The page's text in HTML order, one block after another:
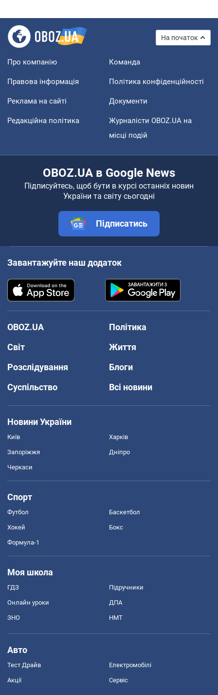
На початок
Про компанію Команда
Правова інформація Політика конфіденційності
Реклама на сайті Документи
Редакційна політика
Журналісти OBOZ.UA на
місці подій
OBOZ.UA в Google News
Підписуйтесь, щоб бути в курсі останніх новин
України та світу сьогодні
Підписатись
Завантажуйте наш додаток
OBOZ.UA
Політика
Світ
Життя
Розслідування
Блоги
Суспільство
Всі новини
Новини України
Київ Харків
Запоріжжя Дніпро
Черкаси
Спорт
Футбол Баскетбол
Хокей Бокс
Формула-1
Моя школа
ГДЗ Підручники
Онлайн уроки ДПА
ЗНО НМТ
Авто
Тест Драйв Електромобілі
Акції Сервіс